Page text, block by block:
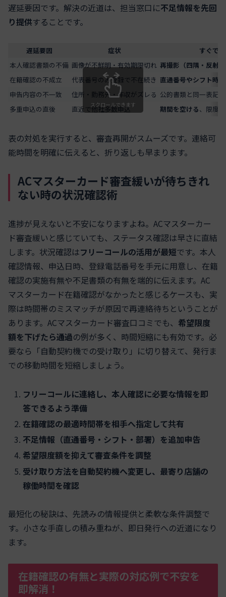
遅延要因です。解決の近道は、担当窓口に不足情報を先回
り提供することです。
遅延要因 症状
すぐで
本人確認書類の不備 画像が不鮮明・有効期限切れ 再撮影（四隅・反射
在籍確認の不成立
代表番号のみ登録で不在続き 直通番号やシフト時
申告内容の不一致
住所・勤務先・年収がズレる 公的書類と同一表記で
多重申込の直後
直近で他社多数申込 期間を空ける、限度
スクロールできます
表の対処を実行すると、審査再開がスムーズです。連絡可
能時間を明確に伝えると、折り返しも早まります。
ACマスターカード審査緩いが待ちきれ
ない時の状況確認術
進捗が見えないと不安になりますよね。ACマスターカー
ド審査緩いと感じていても、ステータス確認は早さに直結
します。状況確認はフリーコールの活用が最短です。本人
確認情報、申込日時、登録電話番号を手元に用意し、在籍
確認の実施有無や不足書類の有無を端的に伝えます。AC
マスターカード在籍確認がなかったと感じるケースも、実
際は時間帯のミスマッチが原因で再連絡待ちということが
あります。ACマスターカード審査口コミでも、 希望限度
額を下げたら通過の例が多く、時間短縮にも有効です。必
要なら「自動契約機での受け取り」に切り替えて、発行ま
での移動時間を短縮しましょう。
フリーコールに連絡し、本人確認に必要な情報を即
答できるよう準備
在籍確認の最適時間帯を相手へ指定して共有
不足情報（直通番号・シフト・部署）を追加申告
希望限度額を抑えて審査条件を調整
受け取り方法を自動契約機へ変更し、最寄り店舗の
稼働時間を確認
最短化の秘訣は、先読みの情報提供と柔軟な条件調整で
す。小さな手直しの積み重ねが、即日発行への近道になり
ます。
在籍確認の有無と実際の対応例で不安を
即解消！